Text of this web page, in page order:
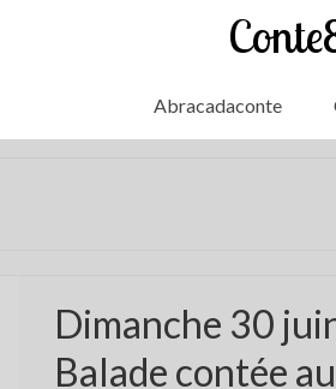
Abracadaconte
Dimanche 30
Balade contée